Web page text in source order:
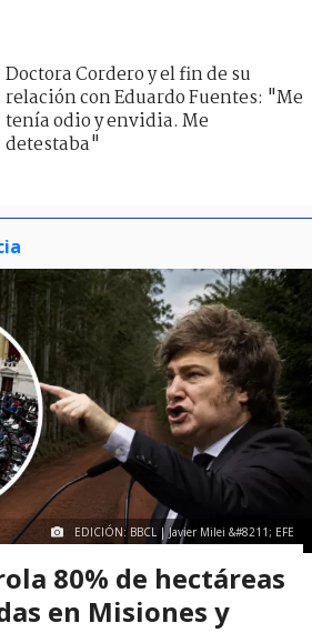
Doctora Cordero y el fin de su
relación con Eduardo Fuentes: "Me
tenía odio y envidia. Me
detestaba"
EDICIÓN: BBCL | Javier Milei &#8211; EFE
80% de hectáreas
en Misiones y